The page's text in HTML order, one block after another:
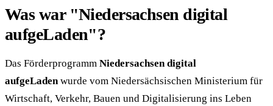
Was war "Niedersachsen digital
aufgeLaden"?
Das Förderprogramm Niedersachsen digital
aufgeLaden wurde vom Niedersächsischen Ministerium für
Wirtschaft, Verkehr, Bauen und Digitalisierung ins Leben